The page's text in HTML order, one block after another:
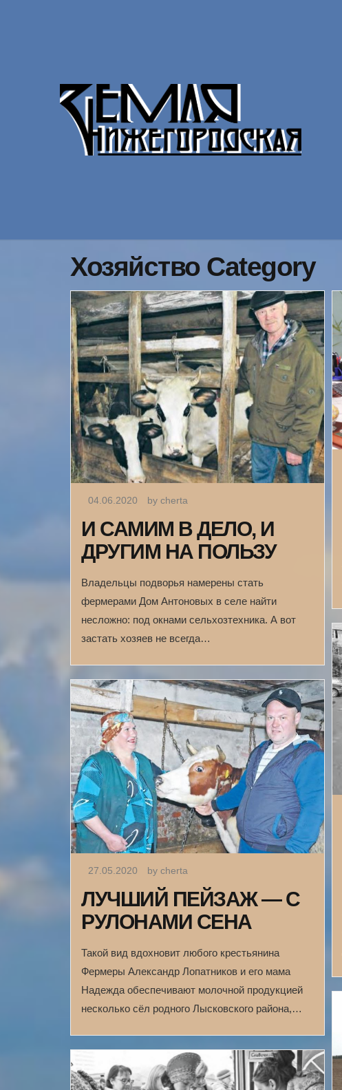
Хозяйство Category
04.06.2020 by cherta
И САМИМ В ДЕЛО, И
ДРУГИМ НА ПОЛЬЗУ
Владельцы подворья намерены стать
фермерами Дом Антоновых в селе найти
несложно: под окнами сельхозтехника. А вот
застать хозяев не всегда…
27.05.2020 by cherta
ЛУЧШИЙ ПЕЙЗАЖ — С
РУЛОНАМИ СЕНА
Такой вид вдохновит любого крестьянина
Фермеры Александр Лопатников и его мама
Надежда обеспечивают молочной продукцией
несколько сёл родного Лысковского района,…